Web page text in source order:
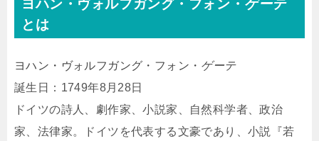
ヨハン・ヴォルフガング・フォン・ ゲーテ
とは
ヨハン・ヴォルフガング・フォン・ ゲーテ
誕生日：1749年8月28日
ドイツの詩人、劇作家、小説家、自然科学者、政治
家、法律家。ドイツを代表する文豪であり、小説『若